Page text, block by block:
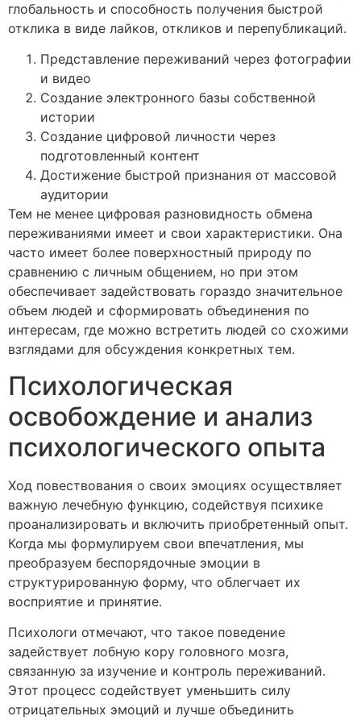
глобальность и способность получения быстрой
отклика в виде лайков, откликов и перепубликаций.
Представление переживаний через фотографии
и видео
Создание электронного базы собственной
истории
Создание цифровой личности через
подготовленный контент
Достижение быстрой признания от массовой
аудитории
Тем не менее цифровая разновидность обмена
переживаниями имеет и свои характеристики. Она
часто имеет более поверхностный природу по
сравнению с личным общением, но при этом
обеспечивает задействовать гораздо значительное
объем людей и сформировать объединения по
интересам, где можно встретить людей со схожими
взглядами для обсуждения конкретных тем.
Психологическая
освобождение и анализ
психологического опыта
Ход повествования о своих эмоциях осуществляет
важную лечебную функцию, содействуя психике
проанализировать и включить приобретенный опыт.
Когда мы формулируем свои впечатления, мы
преобразуем беспорядочные эмоции в
структурированную форму, что облегчает их
восприятие и принятие.
Психологи отмечают, что такое поведение
задействует лобную кору головного мозга,
связанную за изучение и контроль переживаний.
Этот процесс содействует уменьшить силу
отрицательных эмоций и лучше объединить